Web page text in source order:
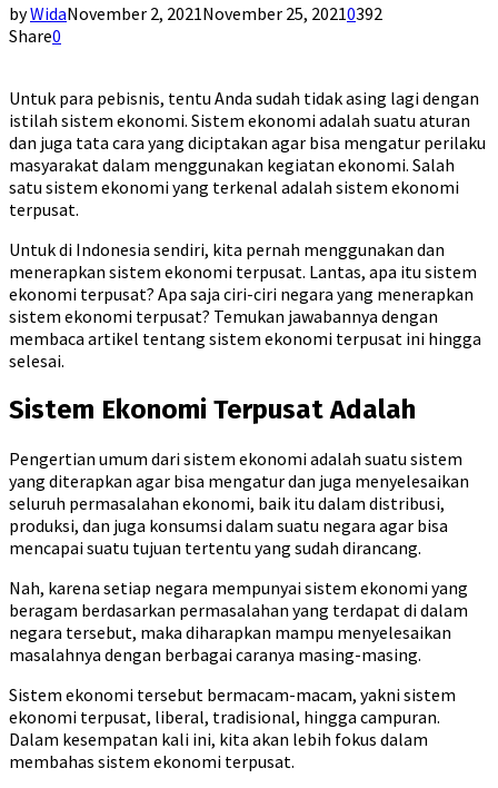
byWidaNovember 2, 2021November 25, 20210392
Share0
Untuk para pebisnis, tentu Anda sudah tidak asing lagi dengan
istilah sistem ekonomi. Sistem ekonomi adalah suatu aturan
dan juga tata cara yang diciptakan agar bisa mengatur perilaku
masyarakat dalam menggunakan kegiatan ekonomi. Salah
satu sistem ekonomi yang terkenal adalah sistem ekonomi
terpusat.
Untuk di Indonesia sendiri, kita pernah menggunakan dan
menerapkan sistem ekonomi terpusat. Lantas, apa itu sistem
ekonomi terpusat? Apa saja ciri-ciri negara yang menerapkan
sistem ekonomi terpusat? Temukan jawabannya dengan
membaca artikel tentang sistem ekonomi terpusat ini hingga
selesai.
Sistem Ekonomi Terpusat Adalah
Pengertian umum dari sistem ekonomi adalah suatu sistem
yang diterapkan agar bisa mengatur dan juga menyelesaikan
seluruh permasalahan ekonomi, baik itu dalam distribusi,
produksi, dan juga konsumsi dalam suatu negara agar bisa
mencapai suatu tujuan tertentu yang sudah dirancang.
Nah, karena setiap negara mempunyai sistem ekonomi yang
beragam berdasarkan permasalahan yang terdapat di dalam
negara tersebut, maka diharapkan mampu menyelesaikan
masalahnya dengan berbagai caranya masing-masing.
Sistem ekonomi tersebut bermacam-macam, yakni sistem
ekonomi terpusat, liberal, tradisional, hingga campuran.
Dalam kesempatan kali ini, kita akan lebih fokus dalam
membahas sistem ekonomi terpusat.